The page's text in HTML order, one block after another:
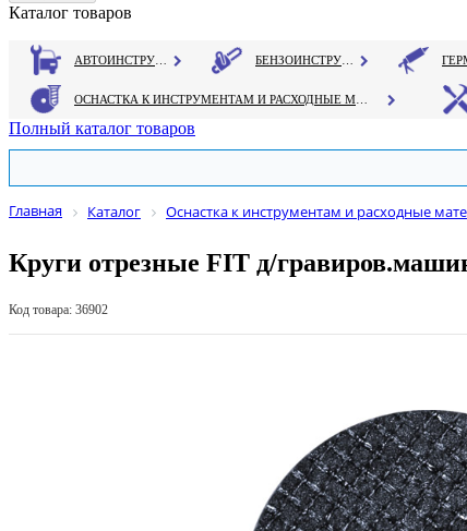
Каталог товаров
Полный каталог товаров
Главная Каталог Оснастка к инструментам и расходные
Круги отрезные FIT д/
Код товара: 36902